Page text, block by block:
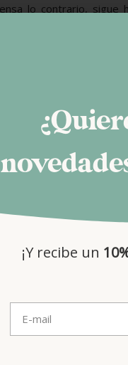
lo contrario, sigue
a estar
exagerado y por un
den ganas de
social, los
complejos: viajar, la
¡Y recibe un